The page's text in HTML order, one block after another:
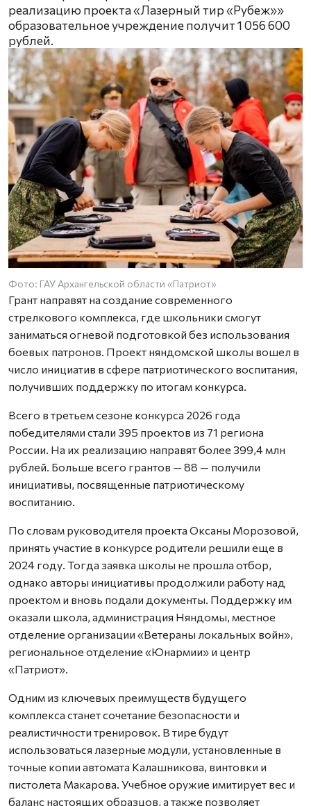
реализацию проекта «Лазерный тир «Рубеж»»
образовательное учреждение получит 1 056 600
рублей.
Фото: ГАУ Архангельской области «Патриот»
Грант направят на создание современного
стрелкового комплекса, где школьники смогут
заниматься огневой подготовкой без использования
боевых патронов. Проект няндомской школы вошел в
число инициатив в сфере патриотического воспитания,
получивших поддержку по итогам конкурса.
Всего в третьем сезоне конкурса 2026 года
победителями стали 395 проектов из 71 региона
России. На их реализацию направят более 399,4 млн
рублей. Больше всего грантов — 88 — получили
инициативы, посвященные патриотическому
воспитанию.
По словам руководителя проекта Оксаны Морозовой,
принять участие в конкурсе родители решили еще в
2024 году. Тогда заявка школы не прошла отбор,
однако авторы инициативы продолжили работу над
проектом и вновь подали документы. Поддержку им
оказали школа, администрация Няндомы, местное
отделение организации «Ветераны локальных войн»,
региональное отделение «Юнармии» и центр
«Патриот».
Одним из ключевых преимуществ будущего
комплекса станет сочетание безопасности и
реалистичности тренировок. В тире будут
использоваться лазерные модули, установленные в
точные копии автомата Калашникова, винтовки и
пистолета Макарова. Учебное оружие имитирует вес и
баланс настоящих образцов, а также позволяет